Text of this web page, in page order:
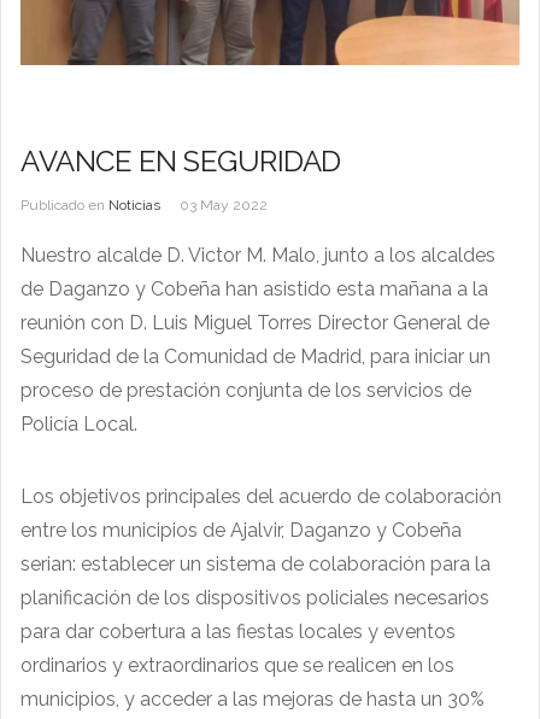
AVANCE EN SEGURIDAD
Publicado en Noticias 03 May 2022
Nuestro alcalde D. Victor M. Malo, junto a los alcaldes
de Daganzo y Cobeña han asistido esta mañana a la
reunión con D. Luis Miguel Torres Director General de
Seguridad de la Comunidad de Madrid, para iniciar un
proceso de prestación conjunta de los servicios de
Policía Local.
Los objetivos principales del acuerdo de colaboración
entre los municipios de Ajalvir, Daganzo y Cobeña
serian: establecer un sistema de colaboración para la
planificación de los dispositivos policiales necesarios
para dar cobertura a las fiestas locales y eventos
ordinarios y extraordinarios que se realicen en los
municipios, y acceder a las mejoras de hasta un 30%